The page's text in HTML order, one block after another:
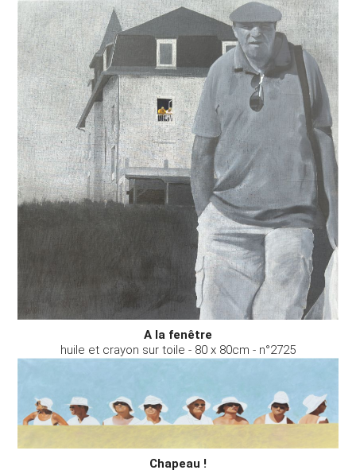
A la fenêtre
huile et crayon sur toile - 80 x 80cm - n°2725
Chapeau !